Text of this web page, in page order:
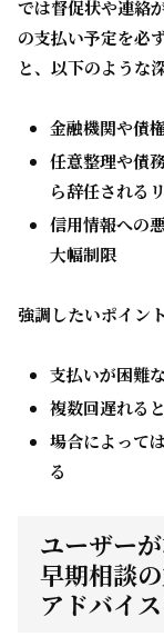
では督促状や連絡
の支払い予定を必
と、以下のような
金融機関や債
任意整理や債
ら辞任される
信用情報への
大幅制限
強調したいポイント
支払いが困難
複数回遅れる
場合によって
る
ユーザー
早期相談
アドバイ